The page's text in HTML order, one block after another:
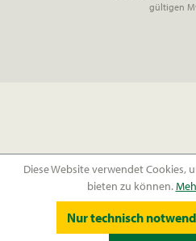
gültigen
Diese Website verwendet Cookies,
bieten zu können.
Nur technisch